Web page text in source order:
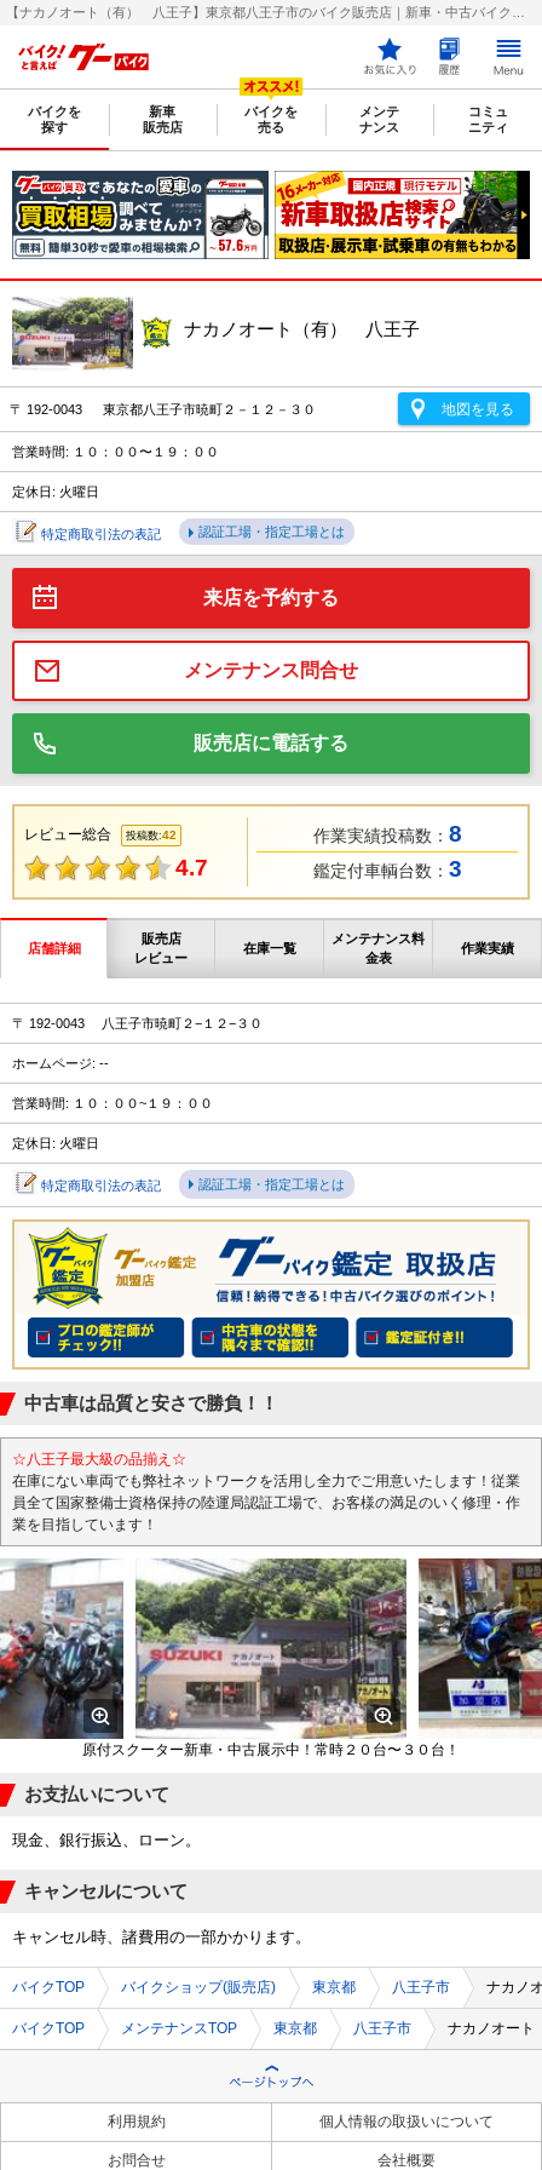
バイクを
探す
新車
販売店
バイクを
売る
メンテ
ナンス
コミュ
ニティ
ナカノオート（有） 八王子
〒 192-0043 東京都八王子市暁町２－１２－３０ 地図を見る
営業時間: １０：００〜１９：００
定休日: 火曜日
特定商取引法の表記 認証工場・指定工場とは
来店を予約する
メンテナンス問合せ
販売店に電話する
レビュー総合 投稿数:42
4.7
作業実績投稿数： 8
鑑定付車輌台数： 3
店舗詳細
販売店
レビュー
在庫一覧
メンテナンス料
金表
作業実績
〒 192-0043 八王子市暁町２−１２−３０
ホームページ: --
営業時間: １０：００~１９：００
定休日: 火曜日
特定商取引法の表記 認証工場・指定工場とは
中古車は品質と安さで勝負！！
☆八王子最大級の品揃え☆
在庫にない車両でも弊社ネットワークを活用し全力でご用意いたします！従業
員全て国家整備士資格保持の陸運局認証工場で、お客様の満足のいく修理・作
業を目指しています！
原付スクーター新車・中古展示中！常時２０台〜３０台！
お支払いについて
現金、銀行振込、ローン。
キャンセルについて
キャンセル時、諸費用の一部かかります。
バイクTOP バイクショップ(販売店) 東京都 八王子市 ナカノ
バイクTOP メンテナンスTOP 東京都 八王子市 ナカノオー
利用規約 個人情報の取扱いについて
お問合せ 会社概要